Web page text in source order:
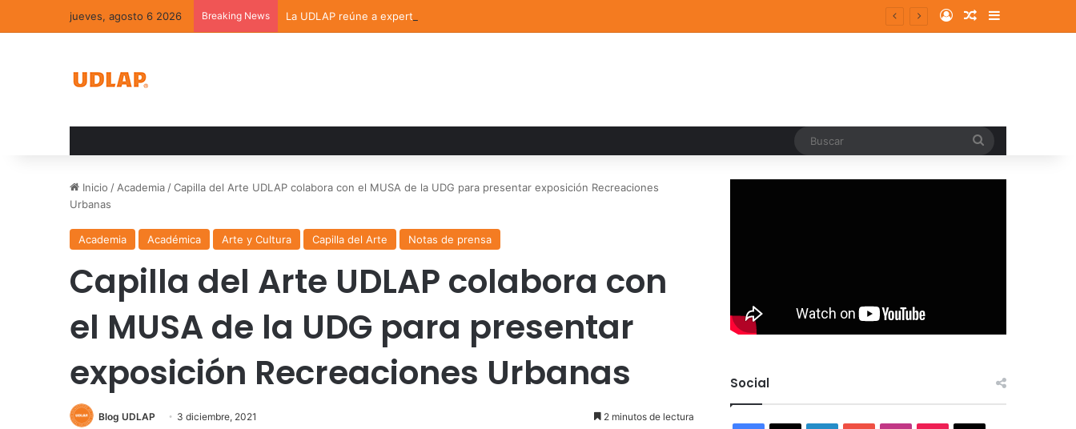
jueves, agosto 6 2026 Breaking News La UDLAP reúne a expertos para analizar los retos de la administración pública municipal Log InRandom Article
Sidebar
Inicio / Academia /Capilla del Arte UDLAP colabora con el MUSA de la UDG para presentar exposición Recreaciones
Urbanas
Academia Académica Arte y Cultura Capilla del Arte Notas de prensa
Capilla del Arte UDLAP colabora con
el MUSA de la UDG para presentar
exposición Recreaciones Urbanas
Blog UDLAP 3 diciembre, 2021 2 minutos de lectura
Social